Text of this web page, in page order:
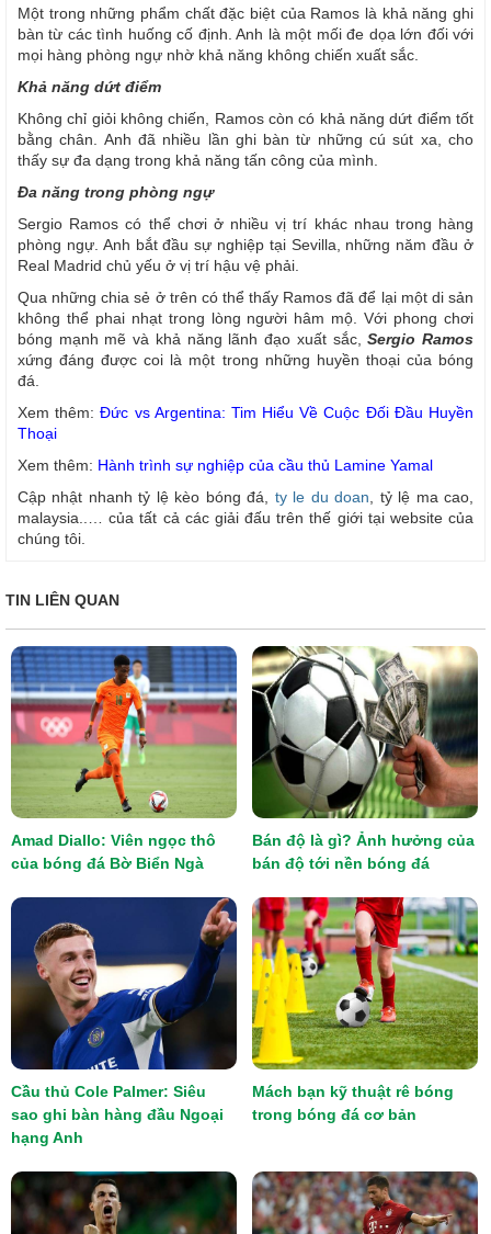
Một trong những phẩm chất đặc biệt của Ramos là khả năng ghi
bàn từ các tình huống cố định. Anh là một mối đe dọa lớn đối với
mọi hàng phòng ngự nhờ khả năng không chiến xuất sắc.
Khả năng dứt điểm
Không chỉ giỏi không chiến, Ramos còn có khả năng dứt điểm tốt
bằng chân. Anh đã nhiều lần ghi bàn từ những cú sút xa, cho
thấy sự đa dạng trong khả năng tấn công của mình.
Đa năng trong phòng ngự
Sergio Ramos có thể chơi ở nhiều vị trí khác nhau trong hàng
phòng ngự. Anh bắt đầu sự nghiệp tại Sevilla, những năm đầu ở
Real Madrid chủ yếu ở vị trí hậu vệ phải.
Qua những chia sẻ ở trên có thể thấy Ramos đã để lại một di sản
không thể phai nhạt trong lòng người hâm mộ. Với phong chơi
bóng mạnh mẽ và khả năng lãnh đạo xuất sắc,Sergio Ramos
xứng đáng được coi là một trong những huyền thoại của bóng
đá.
Xem thêm:Đức vs Argentina: Tim Hiểu Về Cuộc Đối Đầu Huyền
Thoại
Xem thêm: Hành trình sự nghiệp của cầu thủ Lamine Yamal
Cập nhật nhanh tỷ lệ kèo bóng đá, ty le du doan , tỷ lệ ma cao,
malaysia..… của tất cả các giải đấu trên thế giới tại website của
chúng tôi.
TIN LIÊN QUAN
Amad Diallo: Viên ngọc thô
của bóng đá Bờ Biển Ngà
Bán độ là gì? Ảnh hưởng của
bán độ tới nền bóng đá
Cầu thủ Cole Palmer: Siêu
sao ghi bàn hàng đầu Ngoại
hạng Anh
Mách bạn kỹ thuật rê bóng
trong bóng đá cơ bản